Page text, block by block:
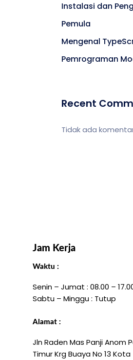
Instalasi dan
Pemula
Mengenal
Pemrograman
Recent
Tidak ada
Jam Kerja
Waktu :
Senin – Jumat : 08.00 –
Sabtu – Minggu : Tutup
Alamat :
Jln Raden Mas Panji Anom
Timur Krg Buaya No 13 Kota